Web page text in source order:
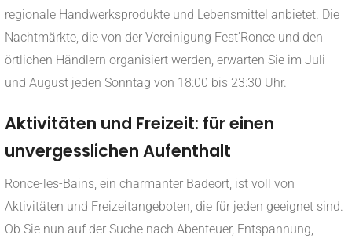
regionale Handwerksprodukte und Lebensmittel anbietet. Die
Nachtmärkte, die von der Vereinigung Fest'Ronce und den
örtlichen Händlern organisiert werden, erwarten Sie im Juli
und August jeden Sonntag von 18:00 bis 23:30 Uhr.
Aktivitäten und Freizeit: für einen
unvergesslichen Aufenthalt
Ronce-les-Bains, ein charmanter Badeort, ist voll von
Aktivitäten und Freizeitangeboten, die für jeden geeignet sind.
Ob Sie nun auf der Suche nach Abenteuer, Entspannung,